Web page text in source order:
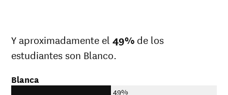
Y aproximadamente el49% de los
estudiantes son Blanco.
Blanca
49%